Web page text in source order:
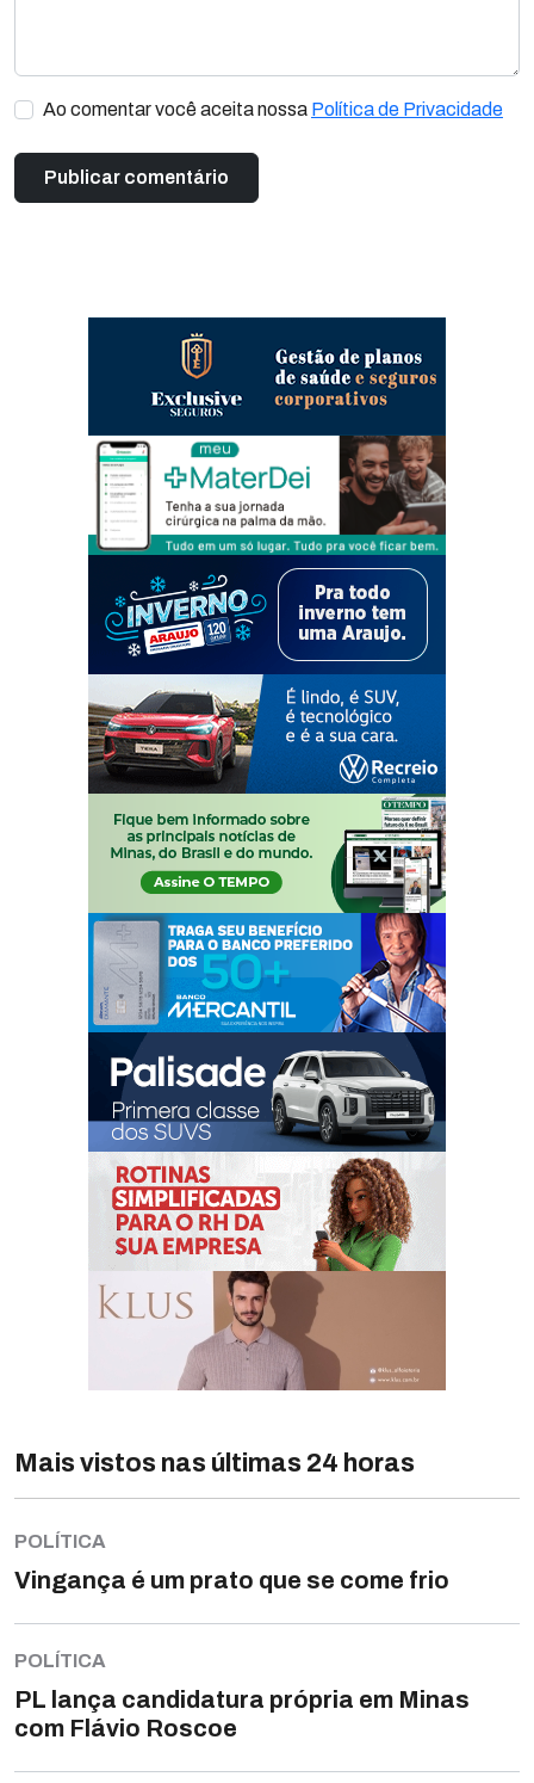
Ao comentar você aceita nossa Política de Privacidade
Mais vistos nas últimas 24 horas
POLÍTICA
Vingança é um prato que se come frio
POLÍTICA
PL lança candidatura própria em Minas
com Flávio Roscoe